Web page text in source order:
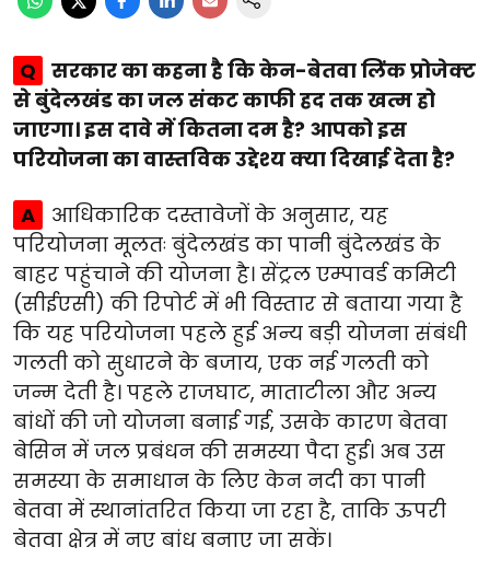
Q सरकार का कहना है कि केन-बेतवा लिंक प्रोजेक्ट
से बुंदेलखंड का जल संकट काफी हद तक खत्म हो
जाएगा। इस दावे में कितना दम है? आपको इस
परियोजना का वास्तविक उद्देश्य क्या दिखाई देता है?
A
आधिकारिक दस्तावेजों के अनुसार, यह
परियोजना मूलतः बुंदेलखंड का पानी बुंदेलखंड के
बाहर पहुंचाने की योजना है। सेंट्रल एम्पावर्ड कमिटी
(सीईएसी) की रिपोर्ट में भी विस्तार से बताया गया है
कि यह परियोजना पहले हुई अन्य बड़ी योजना संबंधी
गलती को सुधारने के बजाय, एक नई गलती को
जन्म देती है। पहले राजघाट, माताटीला और अन्य
बांधों की जो योजना बनाई गई, उसके कारण बेतवा
बेसिन में जल प्रबंधन की समस्या पैदा हुई। अब उस
समस्या के समाधान के लिए केन नदी का पानी
बेतवा में स्थानांतरित किया जा रहा है, ताकि ऊपरी
बेतवा क्षेत्र में नए बांध बनाए जा सकें।